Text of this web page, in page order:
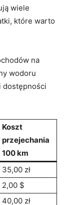
wiele
które warto
na
wodoru
dostępności
Koszt
przejechania‌
100 km
35,00 zł
2,00 $
40,00 zł